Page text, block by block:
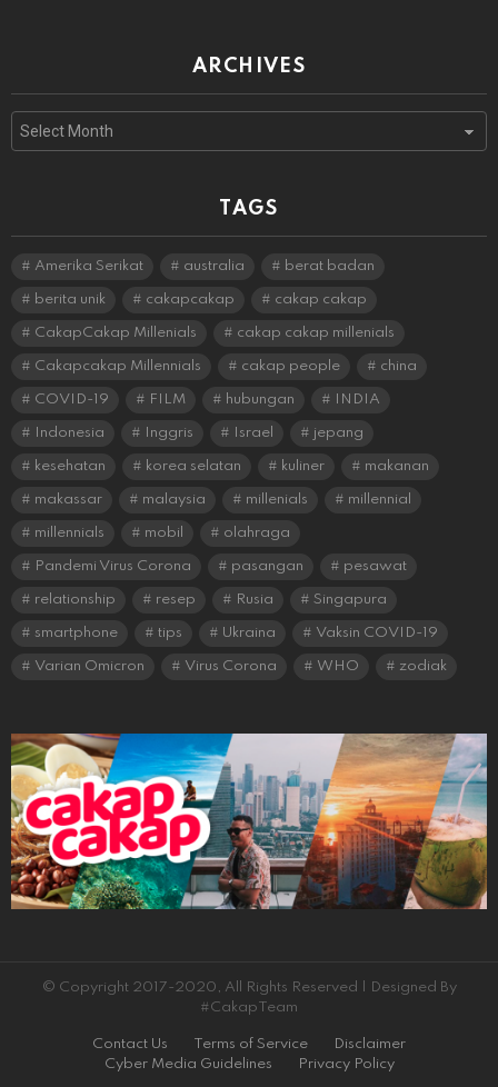
ARCHIVES
Archives
TAGS
Amerika Serikat australia berat badan
berita unik cakapcakap cakap cakap
CakapCakap Millenials cakap cakap millenials
Cakapcakap Millennials cakap people china
COVID-19 FILM hubungan INDIA
Indonesia Inggris Israel jepang
kesehatan korea selatan kuliner makanan
makassar malaysia millenials millennial
millennials mobil olahraga
Pandemi Virus Corona pasangan pesawat
relationship resep Rusia Singapura
smartphone tips Ukraina Vaksin COVID-19
Varian Omicron Virus Corona WHO zodiak
© Copyright 2017-2020, All Rights Reserved | Designed By
#CakapTeam
Contact Us Terms of Service
Disclaimer
Cyber Media Guidelines
Privacy Policy